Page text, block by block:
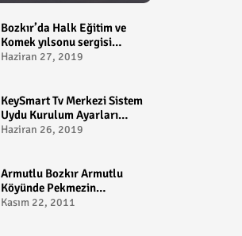
Bozkır’da Halk Eğitim ve
Komek yılsonu sergisi
gerçekleştirildi-
Haziran 27, 2019
KeySmart Tv Merkezi Sistem
Uydu Kurulum Ayarları
Video anlatım -
Haziran 26, 2019
Armutlu Bozkır Armutlu
Köyünde Pekmezin
Hikayesi:Gezen Bilir Kontv
Kasım 22, 2011